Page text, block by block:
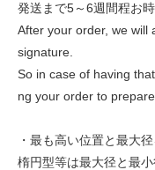
発送まで5～6週間程お
After your order, we will
signature.
So in case of having
ng your order to
・最も高い位置と最大
楕円型等は最大径と最小